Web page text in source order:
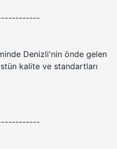
Denizli'nin önde gelen
kalite ve standartları